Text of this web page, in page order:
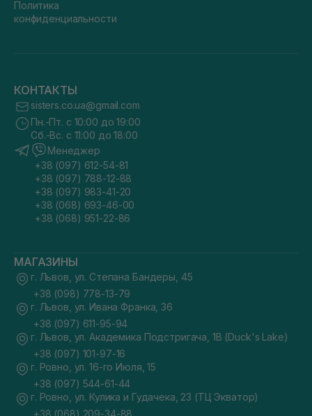
Политика
конфиденциальности
КОНТАКТЫ
sisters.co.ua@gmail.com
Пн.-Пт. с 10:00 до 19:00
Сб.-Вс. с 11:00 до 18:00
Менеджер
+38 (097) 612-54-81
+38 (097) 788-12-88
+38 (097) 983-41-20
+38 (068) 693-46-00
+38 (068) 951-22-86
МАГАЗИНЫ
г. Львов, ул. Степана Бандеры, 45
+38 (098) 778-13-79
г. Львов, ул. Ивана Франка, 36
+38 (097) 611-95-94
г. Львов, ул. Академика Подстригача, 1В (Duck's Lake)
+38 (097) 101-97-16
г. Ровно, ул. 16-го Июля, 15
+38 (097) 544-61-44
г. Ровно, ул. Кулика и Гудачека, 23 (ТЦ Экватор)
+38 (068) 209-34-88